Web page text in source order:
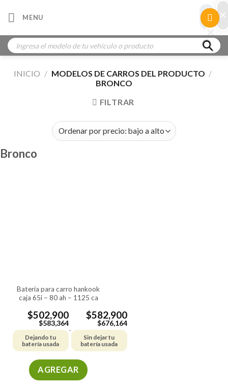
MENU
Búsqueda
de
productos
INICIO / MODELOS DE CARROS DEL PRODUCTO /
BRONCO
FILTRAR
Bronco
batería para carro hankook
caja 65i – 80 ah – 1125 ca
$502,900
$583,364
Dejando tu
batería usada
-
$582,900
$676,164
Sin dejar tu
batería usada
AGREGAR
×
×
×
×